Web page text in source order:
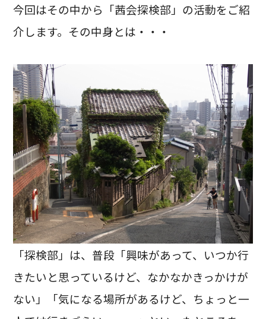
今回はその中から「茜会探検部」の活動をご紹
介します。その中身とは・・・
「探検部」は、普段「興味があって、いつか行
きたいと思っているけど、なかなかきっかけが
ない」「気になる場所があるけど、ちょっと一